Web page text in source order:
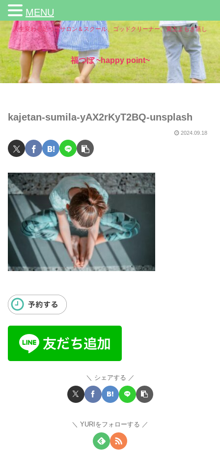
人生変わる足つぼサロン＆スクール、ゴッドクリーナー、黄土よもぎ蒸し
福つぼ ~happy point~
kajetan-sumila-yAX2rKyT2BQ-unsplash
2024.09.18
シェアする
YURIをフォローする
MENU